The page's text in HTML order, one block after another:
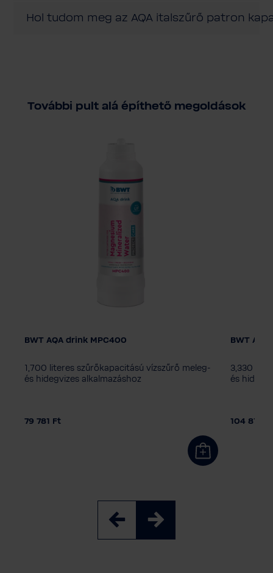
Hol tudom meg az AQA italszűrő patron
További pult alá építhető megoldások
AQA ital
BWT AQA drink MPC400
1,700 literes szűrőkapacitású vízszűrő meleg-
és hidegvizes alkalmazáshoz
79 781 Ft
AQA ital
BWT
3,330
és
104 812 Ft